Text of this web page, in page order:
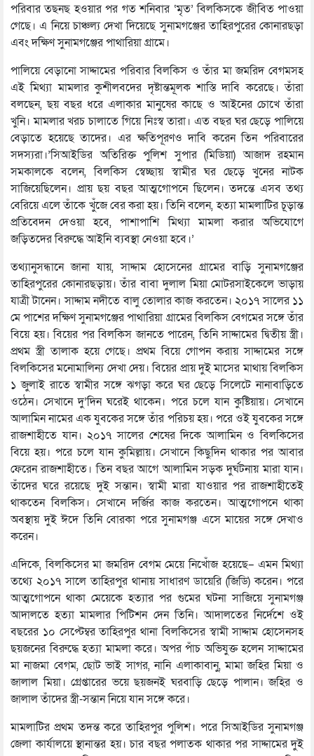
পরিবার তছনছ হওয়ার পর গত শনিবার ‘মৃত’ বিলকিসকে জীবিত পাওয়া
গেছে। এ নিয়ে চাঞ্চল্য দেখা দিয়েছে সুনামগঞ্জের তাহিরপুরের কোনারছড়া
এবং দক্ষিণ সুনামগঞ্জের পাথারিয়া গ্রামে।
পালিয়ে বেড়ানো সাদ্দামের পরিবার বিলকিস ও তাঁর মা জমরিদ বেগমসহ
এই মিথ্যা মামলার কুশীলবদের দৃষ্টান্তমূলক শাস্তি দাবি করেছে। তাঁরা
বলছেন, ছয় বছর ধরে এলাকার মানুষের কাছে ও আইনের চোখে তাঁরা
খুনি। মামলার খরচ চালাতে গিয়ে নিঃস্ব তারা। এত বছর ঘর ছেড়ে পালিয়ে
বেড়াতে হয়েছে তাদের। এর ক্ষতিপূরণও দাবি করেন তিন পরিবারের
সদস্যরা।’সিআইডির অতিরিক্ত পুলিশ সুপার (মিডিয়া) আজাদ রহমান
সমকালকে বলেন, বিলকিস স্বেচ্ছায় স্বামীর ঘর ছেড়ে খুনের নাটক
সাজিয়েছিলেন। প্রায় ছয় বছর আত্মগোপনে ছিলেন। তদন্তে এসব তথ্য
বেরিয়ে এলে তাঁকে খুঁজে বের করা হয়। তিনি বলেন, হত্যা মামলাটির চূড়ান্ত
প্রতিবেদন দেওয়া হবে, পাশাপাশি মিথ্যা মামলা করার অভিযোগে
জড়িতদের বিরুদ্ধে আইনি ব্যবস্থা নেওয়া হবে।’
তথ্যানুসন্ধানে জানা যায়, সাদ্দাম হোসেনের গ্রামের বাড়ি সুনামগঞ্জের
তাহিরপুরের কোনারছড়ায়। তাঁর বাবা দুলাল মিয়া মোটরসাইকেলে ভাড়ায়
যাত্রী টানেন। সাদ্দাম নদীতে বালু তোলার কাজ করতেন। ২০১৭ সালের ১১
মে পাশের দক্ষিণ সুনামগঞ্জের পাথারিয়া গ্রামের বিলকিস বেগমের সঙ্গে তাঁর
বিয়ে হয়। বিয়ের পর বিলকিস জানতে পারেন, তিনি সাদ্দামের দ্বিতীয় স্ত্রী।
প্রথম স্ত্রী তালাক হয়ে গেছে। প্রথম বিয়ে গোপন করায় সাদ্দামের সঙ্গে
বিলকিসের মনোমালিন্য দেখা দেয়। বিয়ের প্রায় দুই মাসের মাথায় বিলকিস
১ জুলাই রাতে স্বামীর সঙ্গে ঝগড়া করে ঘর ছেড়ে সিলেটে নানাবাড়িতে
ওঠেন। সেখানে দু’দিন ঘরেই থাকেন। পরে চলে যান কুষ্টিয়ায়। সেখানে
আলামিন নামের এক যুবকের সঙ্গে তাঁর পরিচয় হয়। পরে ওই যুবকের সঙ্গে
রাজশাহীতে যান। ২০১৭ সালের শেষের দিকে আলামিন ও বিলকিসের
বিয়ে হয়। পরে চলে যান কুমিল্লায়। সেখানে কিছুদিন থাকার পর আবার
ফেরেন রাজশাহীতে। তিন বছর আগে আলামিন সড়ক দুর্ঘটনায় মারা যান।
তাঁদের ঘরে রয়েছে দুই সন্তান। স্বামী মারা যাওয়ার পর রাজশাহীতেই
থাকতেন বিলকিস। সেখানে দর্জির কাজ করতেন। আত্মগোপনে থাকা
অবস্থায় দুই ঈদে তিনি বোরকা পরে সুনামগঞ্জ এসে মায়ের সঙ্গে দেখাও
করেন।
এদিকে, বিলকিসের মা জমরিদ বেগম মেয়ে নিখোঁজ হয়েছে– এমন মিথ্যা
তথ্যে ২০১৭ সালে তাহিরপুর থানায় সাধারণ ডায়েরি (জিডি) করেন। পরে
আত্মগোপনে থাকা মেয়েকে হত্যার পর গুমের ঘটনা সাজিয়ে সুনামগঞ্জ
আদালতে হত্যা মামলার পিটিশন দেন তিনি। আদালতের নির্দেশে ওই
বছরের ১০ সেপ্টেম্বর তাহিরপুর থানা বিলকিসের স্বামী সাদ্দাম হোসেনসহ
ছয়জনের বিরুদ্ধে হত্যা মামলা করে। অপর পাঁচ অভিযুক্ত হলেন সাদ্দামের
মা নাজমা বেগম, ছোট ভাই সাগর, নানি এলাকাবানু, মামা জহির মিয়া ও
জালাল মিয়া। গ্রেপ্তারের ভয়ে ছয়জনই ঘরবাড়ি ছেড়ে পালান। জহির ও
জালাল তাঁদের স্ত্রী-সন্তান নিয়ে যান সঙ্গে করে।
মামলাটির প্রথম তদন্ত করে তাহিরপুর পুলিশ। পরে সিআইডির সুনামগঞ্জ
জেলা কার্যালয়ে স্থানান্তর হয়। চার বছর পলাতক থাকার পর সাদ্দামের দুই